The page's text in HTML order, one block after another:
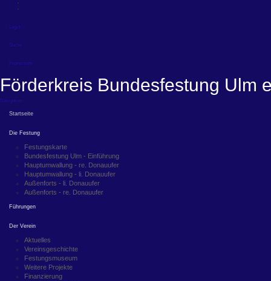
Login
Suche
Impressum
Förderkreis Bundesfestung Ulm
Navigation
Startseite
Die Festung
Festungskarte
Bundesfestung Ulm - Einführung
Hauptumwallung - re. Donauufer
Hauptumwallung - li. Donauufer
Außenforts - li. Donauufer
Außenforts - re. Donauufer
Führungen
Der Verein
Aktuelles
Vereinsgeschichte
Festungsmuseum
Weitere Projekte
Finanzierung